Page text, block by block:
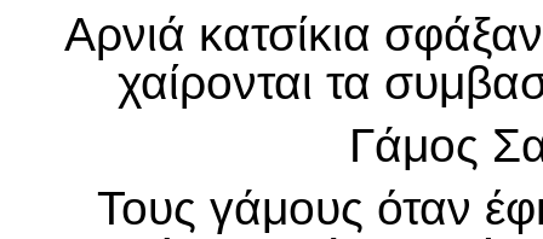
Αρνιά κατσίκια
χαίρονται τα
Γάμος
Τους γάμους όταν